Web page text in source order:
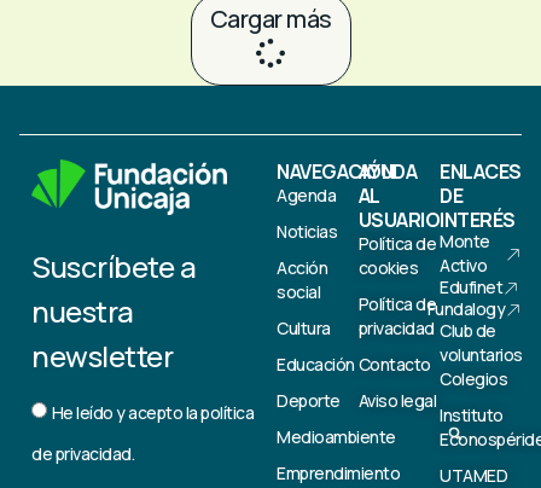
Cargar más
Suscríbete a
nuestra
newsletter
He leído y acepto lapolítica
de privacidad.
NAVEGACIÓN
Agenda
Noticias
Acción
social
Cultura
Educación
Deporte
Medioambiente
Emprendimiento
AYUDA
AL
USUARIO
Política de
cookies
Política de
privacidad
Contacto
Aviso legal
ENLACES
DE
INTERÉS
Monte
Activo
Edufinet
Fundalogy
Club de
voluntarios
Colegios
Instituto
UTAMED